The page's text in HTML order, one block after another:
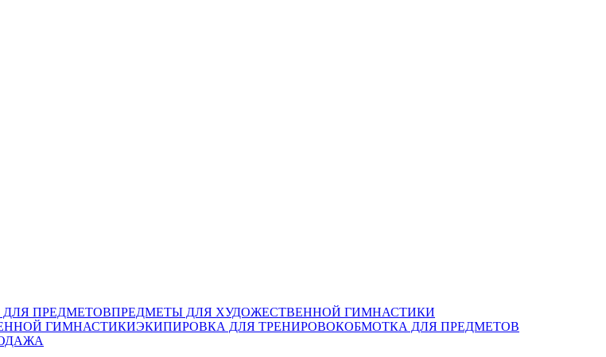
ПРЕДМЕТОВПРЕДМЕТЫ ДЛЯ ХУДОЖЕСТВЕННОЙ ГИМНАСТИКИ
ГИМНАСТИКИЭКИПИРОВКА ДЛЯ ТРЕНИРОВОКОБМОТКА ДЛЯ ПРЕДМЕТОВ